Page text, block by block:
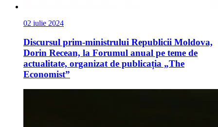
02 iulie 2024
Discursul prim-ministrului Republicii Moldova,
Dorin Recean, la Forumul anual pe teme de
actualitate, organizat de publicația „The
Economist”